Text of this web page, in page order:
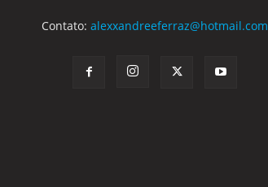
Contato: alexxandreeferraz@hotmail.com